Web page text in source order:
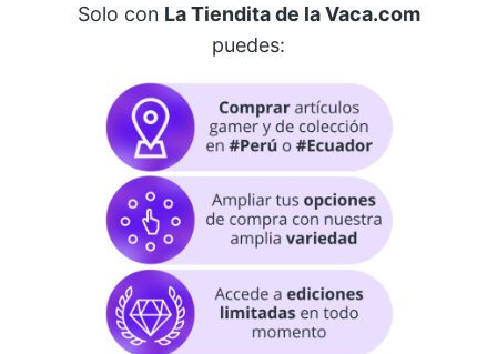
Solo con La Tiendita de la Vaca.com
puedes: